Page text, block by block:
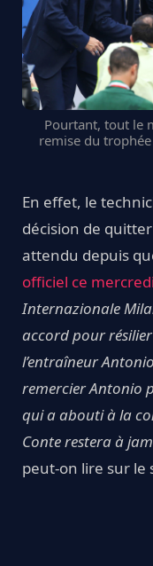
Pourtant, tout le
remise du
En effet, le
décision de
attendu depuis
officiel ce
Internazionale
accord pour
l’entraîneur
remercier Antonio
qui a abouti à la
Conte restera à
peut-on lire sur le